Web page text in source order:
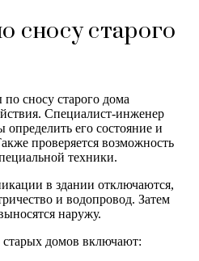
сносу старого
сносу старого дома
Специалист-инженер
определить его состояние и
проверяется возможность
техники.
в здании отключаются,
и водопровод. Затем
наружу.
домов включают: